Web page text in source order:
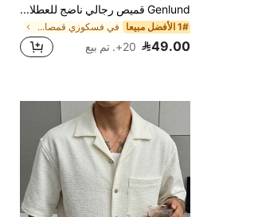
Genlund قميص رجالي ناضج للعطلات من مزيج الكتان بأكمام طويلة باللون البني القهوة للرجال، للعطلات
1# الأفضل مبيعا في فسكوزي قمصان رجالية
49.00 20+. تم بيع